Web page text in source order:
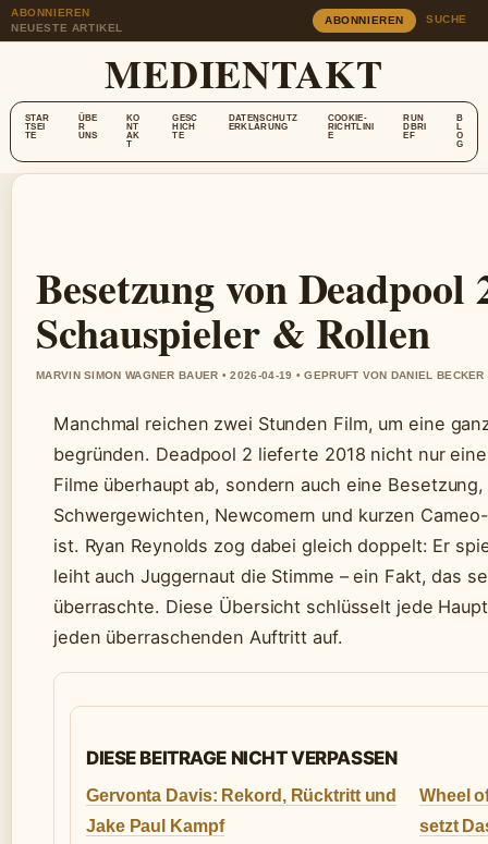
ABONNIEREN
NEUESTE ARTIKEL
ABONNIEREN SUCHE
MEDIENTAKT
STAR
TSEI
TE
ÜBE
R
UNS
KO
NT
AK
T
GESC
HICH
TE
DATENSCHUTZ
ERKLÄRUNG
COOKIE-
RICHTLINI
E
RUN
DBRI
EF
B
L
O
G
Besetzung von Deadpool
Schauspieler & Rollen
MARVIN SIMON WAGNER BAUER • 2026-04-19 • GEPRUFT VON DANIEL BECKER
Manchmal reichen zwei Stunden Film, um eine
begründen. Deadpool 2 lieferte 2018 nicht nur
Filme überhaupt ab, sondern auch eine
Schwergewichten, Newcomern und kurzen
ist. Ryan Reynolds zog dabei gleich doppelt: Er
leiht auch Juggernaut die Stimme – ein Fakt, das
überraschte. Diese Übersicht schlüsselt jede
jeden überraschenden Auftritt auf.
DIESE BEITRAGE NICHT VERPASSEN
Gervonta Davis: Rekord, Rücktritt und
Jake Paul Kampf
Wheel
setzt